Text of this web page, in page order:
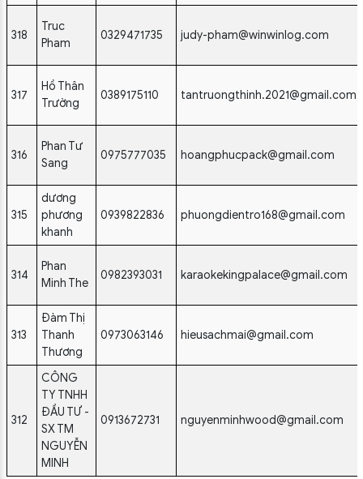
318
Truc
Pham
0329471735 judy-pham@winwinlog.com
317
Hồ Thân
Trường
0389175110 tantruongthinh.2021@gmail.com
316
Phan Tư
Sang
0975777035 hoangphucpack@gmail.com
315
dương
phương
khanh
0939822836 phuongdientro168@gmail.com
314
Phan
Minh The
0982393031 karaokekingpalace@gmail.com
313
Đàm Thị
Thanh
Thương
0973063146 hieusachmai@gmail.com
312
CÔNG
TY TNHH
ĐẦU TƯ -
SX TM
NGUYỄN
MINH
0913672731 nguyenminhwood@gmail.com